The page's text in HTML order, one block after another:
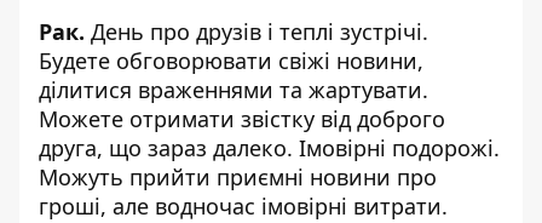
Рак. День про друзів і теплі зустрічі.
Будете обговорювати свіжі новини,
ділитися враженнями та жартувати.
Можете отримати звістку від доброго
друга, що зараз далеко. Імовірні подорожі.
Можуть прийти приємні новини про
гроші, але водночас імовірні витрати.